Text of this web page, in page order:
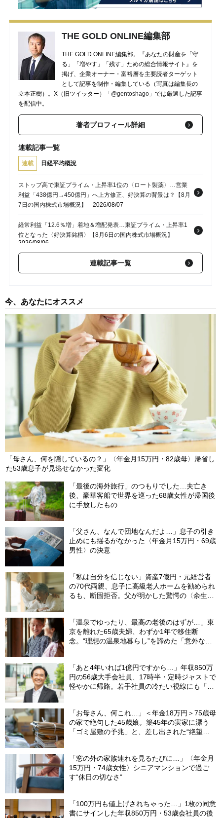
THE GOLD ONLINE編集部
THE GOLD ONLINE編集部。『あなたの財産を「守
る」「増やす」「残す」ための総合情報サイト』を
掲げ、企業オーナー・富裕層を主要読者ターゲット
として記事を制作・編集している（写真は編集長の
立本正樹）。X（旧ツイッター）
「@gentoshago」 では厳選した記事
を配信中。
著者プロフィール詳細
連載記事一覧
連載 日経平均概況
ストップ高で東証プライム・上昇率1位の〈ロート製薬〉…営業
利益「438億円→450億円」へ上方修正、好決算の背景は？【8月
7日の国内株式市場概況】
2026/08/07
経常利益「12.6％増」着地＆増配発表…東証プライム・上昇率1
位となった〈好決算銘柄〉【8月6日の国内株式市場概況】
2026/08/06
〈イビデン〉ストップ高で東証プライム・上昇率1位…純利益予
想「580億円→840億円」へ上方修正＆株式分割の発表【8月5日
わずか1週間で「株価2倍」…トーメンデバイスが連日ストップ高
2026/08/04
営業利益「44.8％増」の好決算でストップ高…東証プライム・上
昇率1位となった〈注目銘柄〉の正体【8月3日の国内株式市場概
2026/08/03
連載記事一覧
今、あなたにオススメ
「母さん、何を隠しているの？」〈年金月15万円・82歳母〉帰省し
た53歳息子が見逃せなかった変化
「最後の海外旅行」のつもりでした…夫亡き
後、豪華客船で世界を巡った68歳女性が帰国後
に手放したもの
「父さん、なんで団地なんだよ…」息子の引き
止めにも揺るがなかった〈年金月15万円・69歳
男性〉の決意
「私は自分を信じない」資産7億円・元経営者
の70代両親、息子に高級老人ホームを勧められ
るも、断固拒否。父が明かした驚愕の〈余生計
「温泉でゆったり、最高の老後のはずが…」東
京を離れた65歳夫婦、わずか1年で移住断
念。“理想の温泉地暮らし”を諦めた「意外な理
「あと4年いれば1億円ですから…」年収850万
円の56歳大手会社員、17時半・定時ジャストで
軽やかに帰路。若手社員の冷たい視線にも「だ
「お母さん、何これ…」＜年金18万円＞75歳母
の家で絶句した45歳娘。築45年の実家に漂う
「ゴミ屋敷の予兆」と、差し出された“絶望の
「窓の外の家族連れを見るたびに…」〈年金月
15万円・74歳女性〉シニアマンションで過ご
す“休日の切なさ”
「100万円も値上げされちゃった…」1枚の同意
書にサインした年収850万円・53歳会社員の後